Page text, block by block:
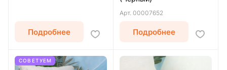
Подробнее
Арт. 00007652
Подробнее
СОВЕТУЕМ